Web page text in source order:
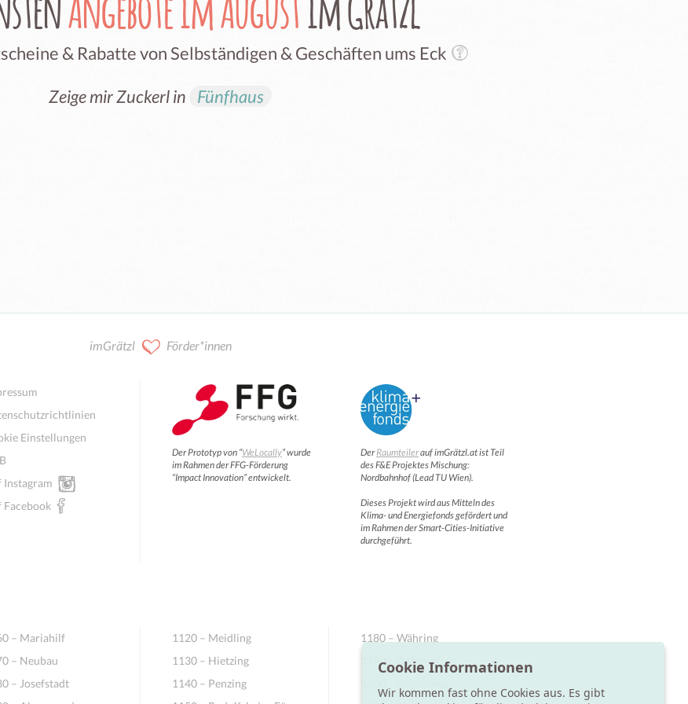
& Rabatte von Selbständigen & Geschäften ums Eck
Zeige mir Zuckerl in Fünfhaus
imGrätzl Förder*innen
Einstellungen
Instagram
Facebook
Der Prototyp von “WeLocally” wurde
im Rahmen der FFG-Förderung
“Impact Innovation” entwickelt.
DerRaumteilerauf imGrätzl.at ist Teil
des F&E Projektes Mischung:
Nordbahnhof (Lead TU Wien).
Dieses Projekt wird aus Mitteln des
Klima- und Energiefonds gefördert und
im Rahmen der Smart-Cities-Initiative
durchgeführt.
– Mariahilf
– Neubau
– Josefstadt
1120 – Meidling
1130 – Hietzing
1140 – Penzing
1180 – Währing
1190 – Döbling
1200 – Brigittenau
Cookie Informationen
Wir kommen fast ohne Cookies aus. Es gibt